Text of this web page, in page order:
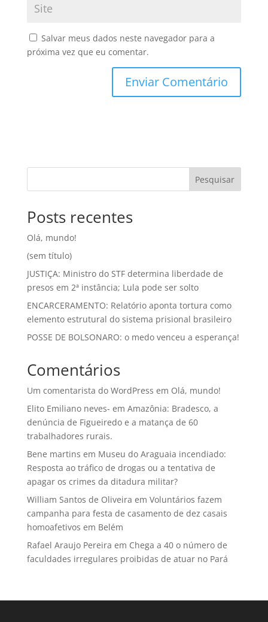
Salvar meus dados neste navegador para a
próxima vez que eu comentar.
Pesquisar
Posts recentes
Olá, mundo!
(sem título)
JUSTIÇA: Ministro do STF determina liberdade de
presos em 2ª instância; Lula pode ser solto
ENCARCERAMENTO: Relatório aponta tortura como
elemento estrutural do sistema prisional brasileiro
POSSE DE BOLSONARO: o medo venceu a esperança!
Comentários
Um comentarista do WordPress em Olá, mundo!
Elito Emiliano neves- em Amazônia: Bradesco, a
denúncia de Figueiredo e a matança de 60
trabalhadores rurais.
Bene martins em Museu do Araguaia incendiado:
Resposta ao tráfico de drogas ou a tentativa de
apagar os crimes da ditadura militar?
William Santos de Oliveira em Voluntários fazem
campanha para festa de casamento de dez casais
homoafetivos em Belém
Rafael Araujo Pereira em Chega a 40 o número de
faculdades irregulares proibidas de atuar no Pará